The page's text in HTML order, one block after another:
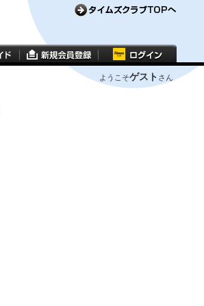
ようこそゲスト さん